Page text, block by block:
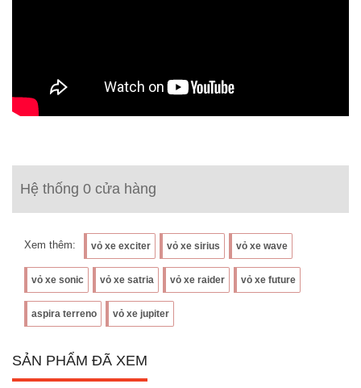
Hệ thống 0 cửa hàng
Xem thêm: vỏ xe exciter vỏ xe sirius vỏ xe wave
vỏ xe sonic vỏ xe satria vỏ xe raider vỏ xe future
aspira terreno vỏ xe jupiter
SẢN PHẨM ĐÃ XEM